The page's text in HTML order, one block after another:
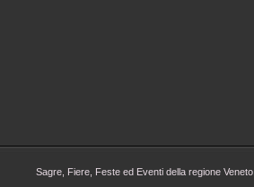
Sagre, Fiere, Feste ed Eventi della regione Veneto.